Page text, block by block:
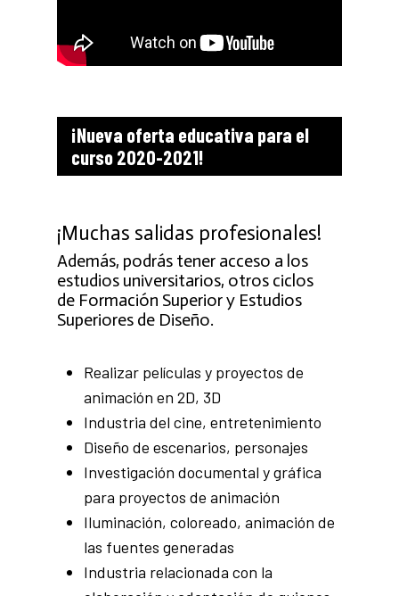
¡Nueva oferta educativa para el
curso 2020-2021!
¡Muchas salidas profesionales!
Además, podrás tener acceso a los
estudios universitarios, otros ciclos
de Formación Superior y Estudios
Superiores de Diseño.
Realizar películas y proyectos de
animación en 2D, 3D
Industria del cine, entretenimiento
Diseño de escenarios, personajes
Investigación documental y gráfica
para proyectos de animación
Iluminación, coloreado, animación de
las fuentes generadas
Industria relacionada con la